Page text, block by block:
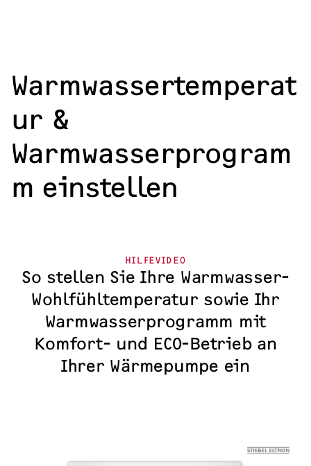
Übersicht
Messen & Events
Bedienungsanleitungen &
Warmwassertemperat
ur &
Warmwasserprogram
m einstellen
HILFEVIDEO
So stellen Sie Ihre Warmwasser-
Wohlfühltemperatur sowie Ihr
Warmwasserprogramm mit
Komfort- und ECO-Betrieb an
Ihrer Wärmepumpe ein